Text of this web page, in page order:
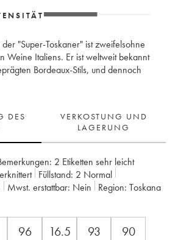
"Super-Toskaner" ist zweifelsohne
Weine Italiens. Er ist weltweit bekannt
Bordeaux-Stils, und dennoch
DES
VERKOSTUNG UND
LAGERUNG
2 Etiketten sehr leicht
Füllstand: 2 Normal
Mwst. erstattbar: nein Region: Toskana
96 16.5 93 90